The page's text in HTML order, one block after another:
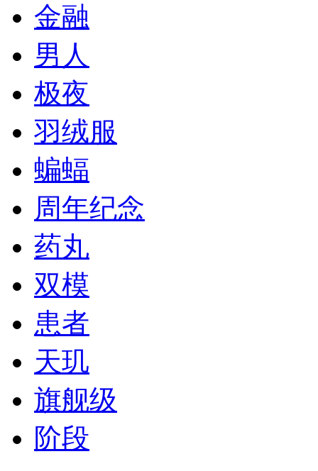
金融
男人
极夜
羽绒服
蝙蝠
周年纪念
药丸
双模
患者
天玑
旗舰级
阶段